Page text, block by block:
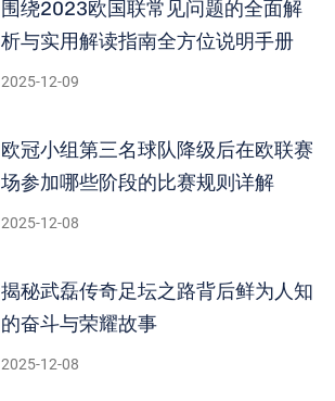
围绕2023欧国联常见问题的全面解
析与实用解读指南全方位说明手册
2025-12-09
欧冠小组第三名球队降级后在欧联赛
场参加哪些阶段的比赛规则详解
2025-12-08
揭秘武磊传奇足坛之路背后鲜为人知
的奋斗与荣耀故事
2025-12-08